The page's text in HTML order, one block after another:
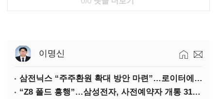
이명신
삼전닉스 “주주환원 확대 방안 마련”…로이터에 성명 보내
“Z8 폴드 흥행”…삼성전자, 사전예약자 개통 31일까지 연장